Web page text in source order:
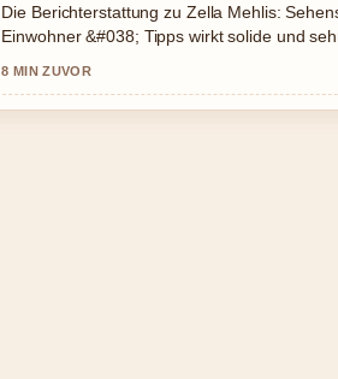
Die Berichterstattung zu Zella Mehlis:
Einwohner &#038; Tipps wirkt solide und
8 MIN ZUVOR